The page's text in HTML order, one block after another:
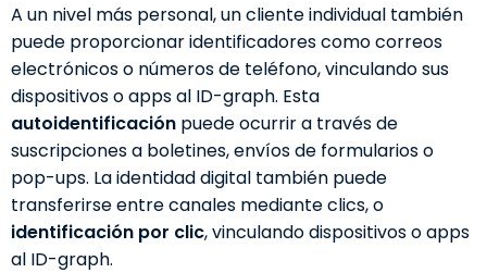
A un nivel más personal, un cliente individual también
puede proporcionar identificadores como correos
electrónicos o números de teléfono, vinculando sus
dispositivos o apps al ID-graph. Esta
autoidentificación puede ocurrir a través de
suscripciones a boletines, envíos de formularios o
pop-ups. La identidad digital también puede
transferirse entre canales mediante clics, o
identificación por clic, vinculando dispositivos o apps
al ID-graph.